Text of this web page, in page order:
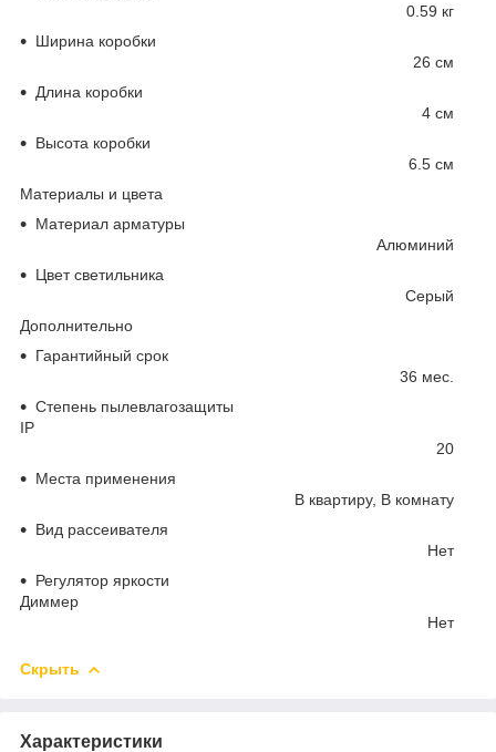
0.59 кг
Ширина коробки
26 см
Длина коробки
4 см
Высота коробки
6.5 см
Материалы и цвета
Материал арматуры
Алюминий
Цвет светильника
Серый
Дополнительно
Гарантийный срок
36 мес.
Степень пылевлагозащиты
IP
20
Места применения
В квартиру, В комнату
Вид рассеивателя
Нет
Регулятор яркости
Диммер
Нет
Скрыть
Характеристики